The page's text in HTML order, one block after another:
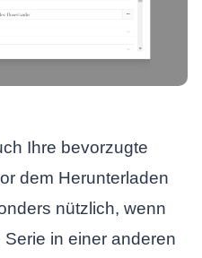
Ihre bevorzugte
dem Herunterladen
nützlich, wenn
in einer anderen